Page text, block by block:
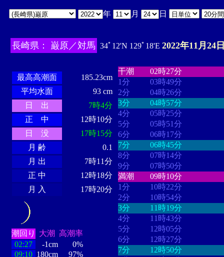
年 月 日
長崎県： 巌原／対馬 34ﾟ12'N 129ﾟ18'E 2022年11月24
最高高潮面
185.23cm
平均水面
93 cm
日 出
7時4分
正 中
12時10分
日 没
17時15分
月 齢
0.1
月 出
7時11分
正 中
12時18分
月 入
17時20分
潮回り 大潮 高潮率
02:27
-1cm
0%
09:10 180cm
97%
干潮
02時27分
1分
03時49分
2分
04時26分
3分
04時57分
4分
05時25分
5分
05時51分
6分
06時17分
7分
06時45分
8分
07時14分
9分
07時50分
満潮
09時10分
1分
10時22分
2分
10時54分
3分
11時19分
4分
11時43分
5分
12時05分
6分
12時27分
7分
12時50分